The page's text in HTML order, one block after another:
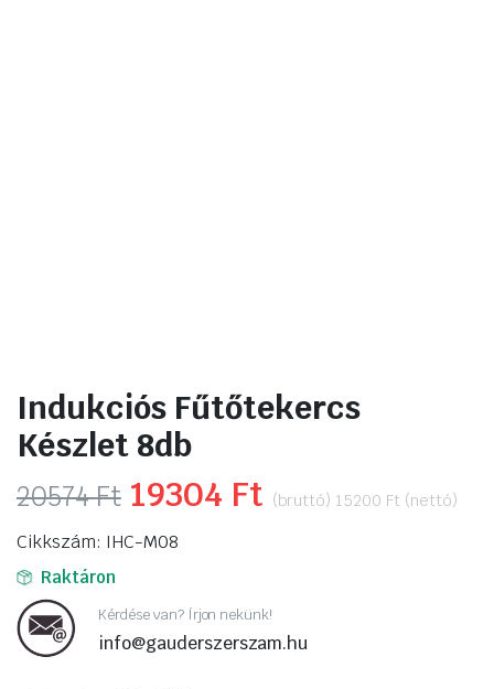
Indukciós Fűtőtekercs
Készlet 8db
20574Ft Original
price
20574 Ft.
19304 Ft Current
19304 Ft.
(bruttó) 15200 Ft (nettó)
Cikkszám: IHC-M08
Raktáron
Kérdése van? Írjon nekünk!
info@gauderszerszam.hu